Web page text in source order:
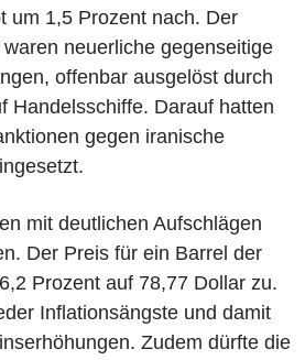
um 1,5 Prozent nach. Der
neuerliche gegenseitige
offenbar ausgelöst durch
Handelsschiffe. Darauf hatten
gegen iranische
mit deutlichen Aufschlägen
Der Preis für ein Barrel der
Prozent auf 78,77 Dollar zu.
Inflationsängste und damit
Zudem dürfte die